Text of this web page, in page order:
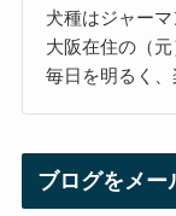
犬種はジャーマ
大阪在住の（元
毎日を明るく、
ブログをメー